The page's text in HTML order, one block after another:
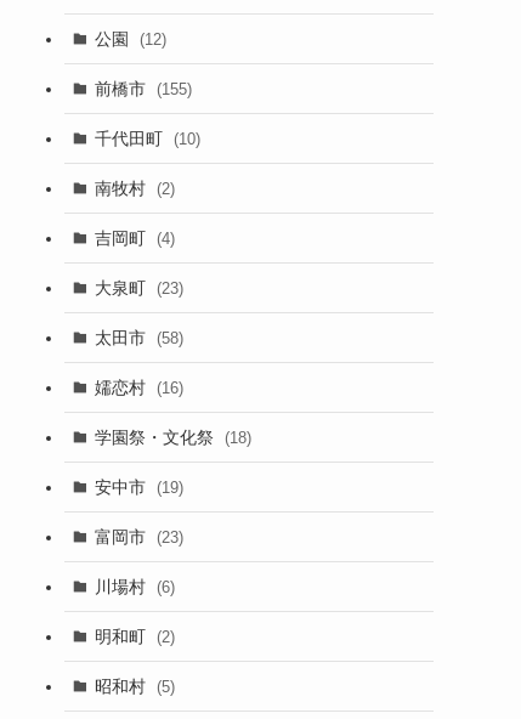
公園 (12)
前橋市 (155)
千代田町 (10)
南牧村 (2)
吉岡町 (4)
大泉町 (23)
太田市 (58)
嬬恋村 (16)
学園祭・文化祭 (18)
安中市 (19)
富岡市 (23)
川場村 (6)
明和町 (2)
昭和村 (5)